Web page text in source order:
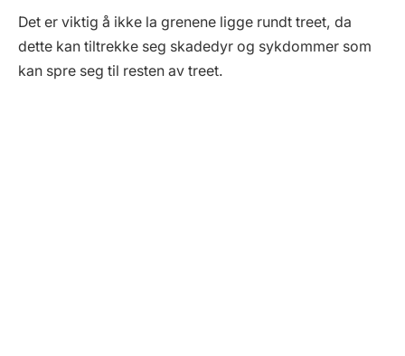
Det er viktig å ikke la grenene ligge rundt treet, da
dette kan tiltrekke seg skadedyr og sykdommer som
kan spre seg til resten av treet.